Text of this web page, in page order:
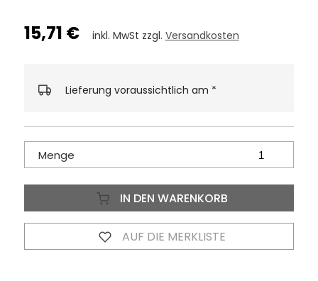
15,71 € inkl. MwSt zzgl. Versandkosten
Lieferung voraussichtlich am *
Menge
IN DEN WARENKORB
AUF DIE MERKLISTE